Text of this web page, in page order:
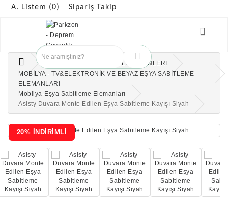
A. Listem (0) Sipariş Takip
ANAOKULUNDA GÜVENLİK ÜRÜNLERİ
MOBİLYA - TV&ELEKTRONİK VE BEYAZ EŞYA SABİTLEME
ELEMANLARI
Mobilya-Eşya Sabitleme Elemanları
Asisty Duvara Monte Edilen Eşya Sabitleme Kayışı Siyah
20% İNDİRİMLİ